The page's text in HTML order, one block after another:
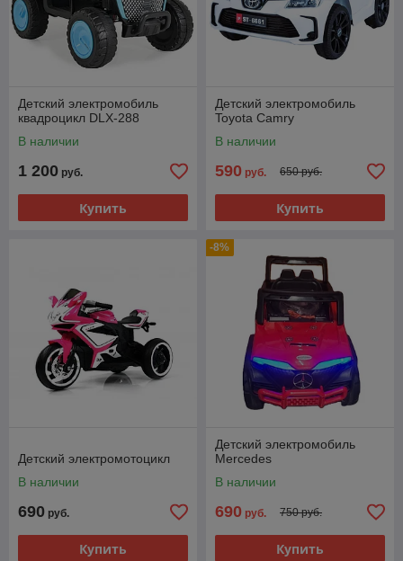
Детский электромобиль
квадроцикл DLX-288
В наличии
1 200 руб.
Купить
Детский электромобиль
Toyota Camry
В наличии
590 руб. 650 руб.
Купить
Детский электромотоцикл
В наличии
690 руб.
Купить
-8%
Детский электромобиль
Mercedes
В наличии
690 руб. 750 руб.
Купить